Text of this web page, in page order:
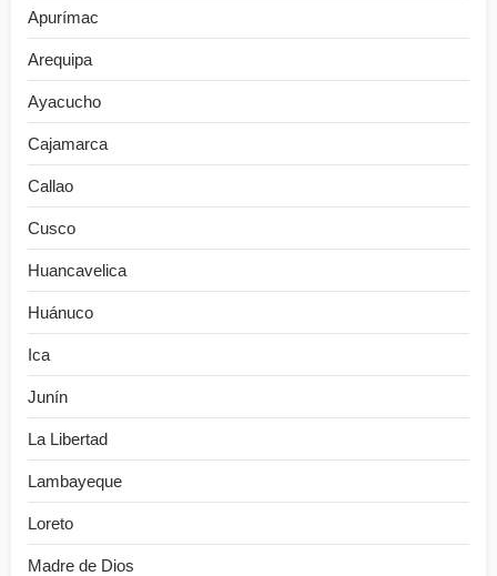
Apurímac
Arequipa
Ayacucho
Cajamarca
Callao
Cusco
Huancavelica
Huánuco
Ica
Junín
La Libertad
Lambayeque
Loreto
Madre de Dios